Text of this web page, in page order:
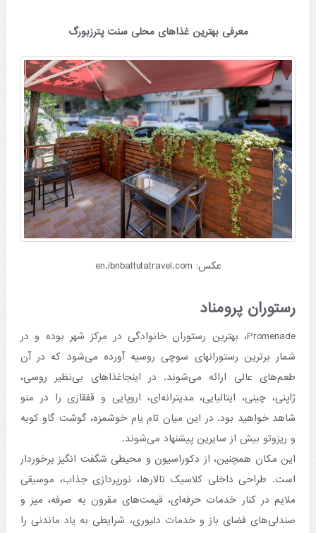
معرفی بهترین غذاهای محلی سنت پترزبورگ
عکس: en.ibnbattutatravel.com
رستوران پرومناد
Promenade، بهترین رستوران خانوادگی در مرکز شهر بوده و در
شمار برترین رستورانهای سوچی روسیه آورده می‌شود که در آن
طعم‌های عالی ارائه می‌شوند. در اینجاغذاهای بی‌نظیر روسی،
ژاپنی، چینی، ایتالیایی، مدیترانه‌ای، اروپایی و قفقازی را در منو
شاهد خواهید بود. در این میان تام یام خوشمزه، گوشت گاو کوبه
و ریزوتو بیش از سایرین پیشنهاد می‌شوند.
این مکان همچنین، از دکوراسیون و محیطی شگفت انگیز برخوردار
است. طراحی داخلی کلاسیک تالارها، نورپردازی جذاب، موسیقی
ملایم در کنار خدمات حرفه‌ای، قیمت‌های مقرون به صرفه، میز و
صندلی‌های فضای باز و خدمات دلیوری، شرایطی به یاد ماندنی را